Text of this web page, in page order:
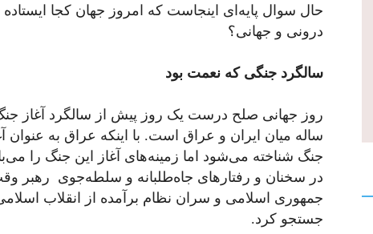
حال سوال پایه‌ای اینجاست که امروز جهان کجا
درونی و جهانی؟
سالگرد جنگی که نعمت بود
ساله میان ایران و عراق است. با اینکه عراق به عنوان
جنگ شناخته می‌شود اما زمینه‌های آغاز این جنگ را
در سخنان و رفتارهای جاه‌طلبانه و سلطه‌جوی رهبر
جمهوری اسلامی و سران نظام برآمده از انقلاب
جستجو کرد.